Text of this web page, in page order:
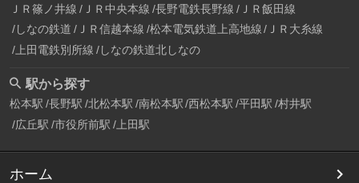
ＪＲ篠ノ井線 ＪＲ中央本線 長野電鉄長野線 ＪＲ飯田線
しなの鉄道 ＪＲ信越本線 松本電気鉄道上高地線
ＪＲ大糸線
上田電鉄別所線 しなの鉄道北しなの
駅から探す
松本駅 長野駅 北松本駅 南松本駅 西松本駅 平田駅 村井駅
広丘駅 市役所前駅 上田駅
ホーム